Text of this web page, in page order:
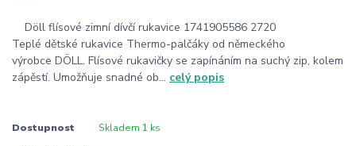
Döll flísové zimní dívčí rukavice 1741905586 2720
Teplé dětské rukavice Thermo-palčáky od německého
výrobce DÖLL. Flísové rukavičky se zapínáním na suchý zip, kolem
zápěstí. Umožňuje snadné ob... celý popis
Dostupnost Skladem 1 ks